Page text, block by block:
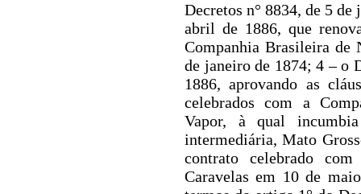
Decretos n° 8834, de 5
abril de 1886, que
Companhia Brasileira de
de janeiro de 1874; 4 – o
1886, aprovando as
celebrados com a
Vapor, à qual
intermediária, Mato
contrato celebrado
Caravelas em 10 de